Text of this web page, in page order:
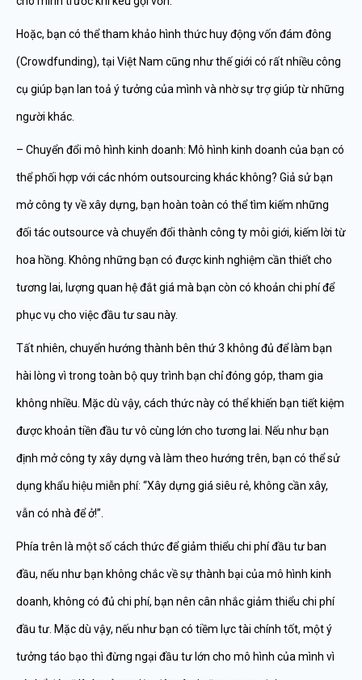
Hoặc, bạn có thể tham khảo hình thức huy động vốn đám đông
(Crowdfunding), tại Việt Nam cũng như thế giới có rất nhiều công
cụ giúp bạn lan toả ý tưởng của mình và nhờ sự trợ giúp từ những
người khác.
– Chuyển đổi mô hình kinh doanh: Mô hình kinh doanh của bạn có
thể phối hợp với các nhóm outsourcing khác không? Giả sử bạn
mở công ty về xây dựng, bạn hoàn toàn có thể tìm kiếm những
đối tác outsource và chuyển đổi thành công ty môi giới, kiếm lời từ
hoa hồng. Không những bạn có được kinh nghiệm cần thiết cho
tương lai, lượng quan hệ đắt giá mà bạn còn có khoản chi phí để
phục vụ cho việc đầu tư sau này.
Tất nhiên, chuyển hướng thành bên thứ 3 không đủ để làm bạn
hài lòng vì trong toàn bộ quy trình bạn chỉ đóng góp, tham gia
không nhiều. Mặc dù vậy, cách thức này có thể khiến bạn tiết kiệm
được khoản tiền đầu tư vô cùng lớn cho tương lai. Nếu như bạn
định mở công ty xây dựng và làm theo hướng trên, bạn có thể sử
dụng khẩu hiệu miễn phí: “Xây dựng giá siêu rẻ, không cần xây,
vẫn có nhà để ở!”.
Phía trên là một số cách thức để giảm thiểu chi phí đầu tư ban
đầu, nếu như bạn không chắc về sự thành bại của mô hình kinh
doanh, không có đủ chi phí, bạn nên cân nhắc giảm thiểu chi phí
đầu tư. Mặc dù vậy, nếu như bạn có tiềm lực tài chính tốt, một ý
tưởng táo bạo thì đừng ngại đầu tư lớn cho mô hình của mình vì